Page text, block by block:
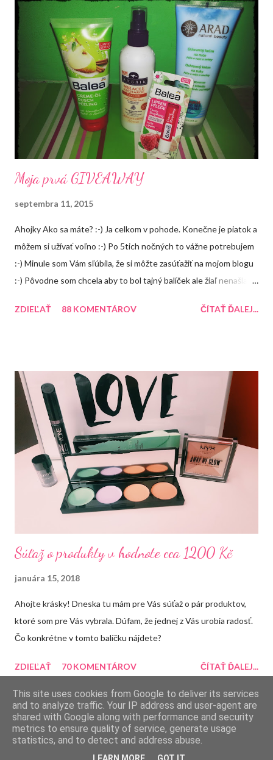
Moja prvá GIVEAWAY
septembra 11, 2015
Ahojky Ako sa máte? :-) Ja celkom v pohode. Konečne je piatok a
môžem si užívať voľno :-) Po 5tich nočných to vážne potrebujem
:-) Minule som Vám sľúbila, že si môžte zasúťažiť na mojom blogu
:-) Pôvodne som chcela aby to bol tajný balíček ale žiaľ nenašla
bude obsahovať ale čoskoro vymyslím na FB alebo instagrame
Recenzia 4. Balea malinový balzám na pery
ZDIEĽAŤ 88 KOMENTÁROV ČÍTAŤ ĎALEJ...
Súťaž o produkty v hodnote cca 1200 Kč
januára 15, 2018
Ahojte krásky! Dneska tu mám pre Vás súťaž o pár produktov,
ktoré som pre Vás vybrala. Dúfam, že jednej z Vás urobia radosť.
Čo konkrétne v tomto balíčku nájdete?
ZDIEĽAŤ 70 KOMENTÁROV ČÍTAŤ ĎALEJ...
Používa službu Blogger
This site uses cookies from Google to deliver its services
and to analyze traffic. Your IP address and user-agent are
shared with Google along with performance and security
metrics to ensure quality of service, generate usage
statistics, and to detect and address abuse.